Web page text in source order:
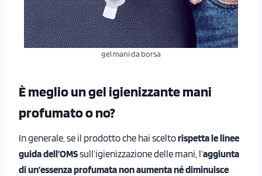
gel mani da borsa
È meglio un gel igienizzante mani
profumato o no?
In generale, se il prodotto che hai sceltorispetta le linee
guida dell’OMSsull’igienizzazione delle mani, l’aggiunta
di un’essenza profumatanon aumenta né diminuisce